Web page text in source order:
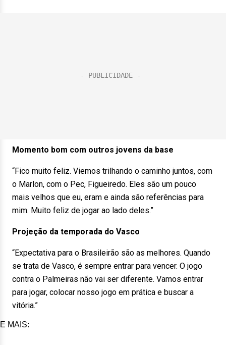
Momento bom com outros jovens da base
“Fico muito feliz. Viemos trilhando o caminho juntos, com
o Marlon, com o Pec, Figueiredo. Eles são um pouco
mais velhos que eu, eram e ainda são referências para
mim. Muito feliz de jogar ao lado deles.”
Projeção da temporada do Vasco
“Expectativa para o Brasileirão são as melhores. Quando
se trata de Vasco, é sempre entrar para vencer. O jogo
contra o Palmeiras não vai ser diferente. Vamos entrar
para jogar, colocar nosso jogo em prática e buscar a
vitória.”
E MAIS: